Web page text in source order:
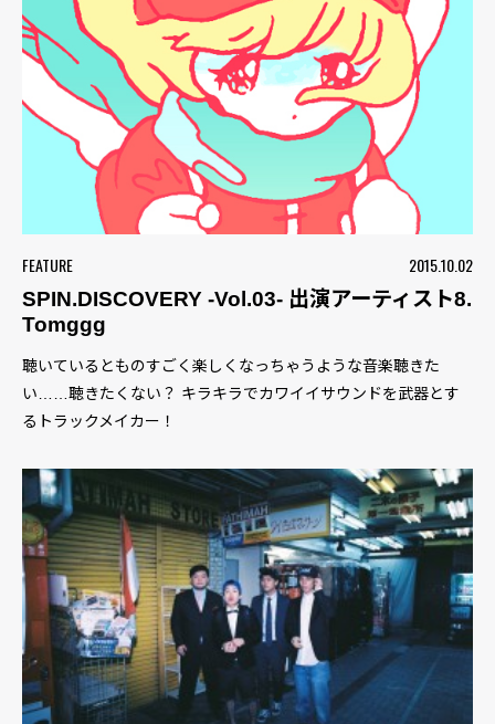
FEATURE
2015.10.02
SPIN.DISCOVERY -Vol.03- 出演アーティスト8.
Tomggg
聴いているとものすごく楽しくなっちゃうような音楽聴きた
い……聴きたくない？ キラキラでカワイイサウンドを武器とす
るトラックメイカー！